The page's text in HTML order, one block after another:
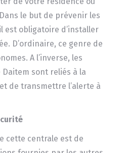
le but de prévenir les
est obligatoire d’installer
D’ordinaire, ce genre de
A l’inverse, les
sont reliés à la
de transmettre l’alerte à
cette centrale est de